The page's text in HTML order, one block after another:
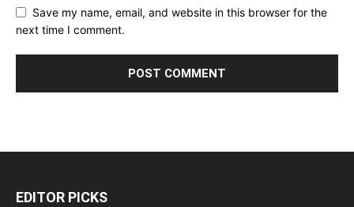
Save my name, email, and website in this browser for the
next time I comment.
EDITOR PICKS